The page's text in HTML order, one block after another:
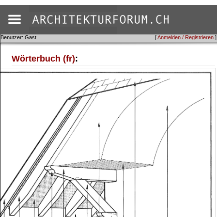
[Anmelden / Registrieren ]
Benutzer: Gast
Wörterbuch (fr):